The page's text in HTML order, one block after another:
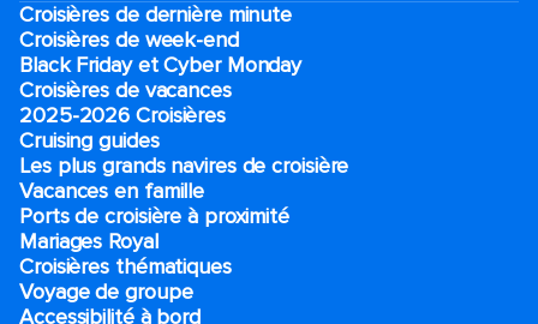
Croisières de dernière minute
Croisières de week-end
Black Friday et Cyber Monday
Croisières de vacances
2025-2026 Croisières
Cruising guides
Les plus grands navires de croisière
Vacances en famille
Ports de croisière à proximité
Mariages Royal
Croisières thématiques
Voyage de groupe​
Accessibilité à bord​